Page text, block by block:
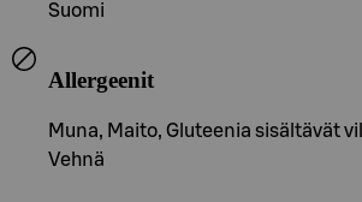
Suomi
Allergeenit
Muna, Maito, Gluteenia sisältävät
Vehnä